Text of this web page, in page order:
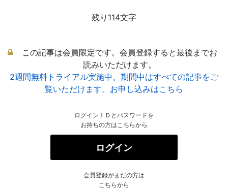
残り114文字
この記事は会員限定です。会員登録すると最後までお
読みいただけます。
2週間無料トライアル実施中。期間中はすべての記事をご
覧いただけます。お申し込みはこちら
ログインＩＤとパスワードを
お持ちの方はこちらから
ログイン
会員登録がまだの方は
こちらから